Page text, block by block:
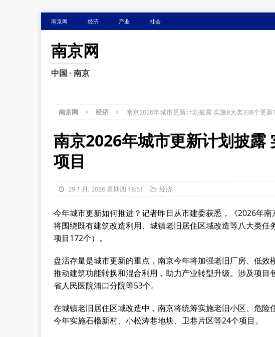
南京网 经济 产业 社会
南京网
中国 · 南京
南京网 经济 南京2026年城市更新计划披露 实施8大类338个更新
南京2026年城市更新计划披露
项目
29 1 月, 2026 星期四 18:51 经济
今年城市更新如何推进？记者昨日从市建委获悉，《2026年
将围绕既有建筑改造利用、城镇老旧居住区域改造等八大类
项目172个）。
盘活存量是城市更新的重点，南京今年将加强老旧厂房、低效
推动建筑功能转换和混合利用，助力产业转型升级。涉及项
省人民医院浦口分院等53个。
在城镇老旧居住区域改造中，南京将统筹实施老旧小区、危险
今年实施石榴新村、小松涛巷地块、卫巷片区等24个项目。